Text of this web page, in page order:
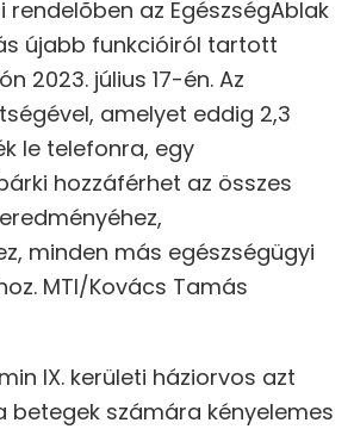
az EgészségAblak
újabb funkcióiról tartott
2023. július 17-én. Az
amelyet eddig 2,3
le telefonra, egy
hozzáférhet az összes
minden más egészségügyi
MTI/Kovács Tamás
IX. kerületi háziorvos azt
betegek számára kényelemes